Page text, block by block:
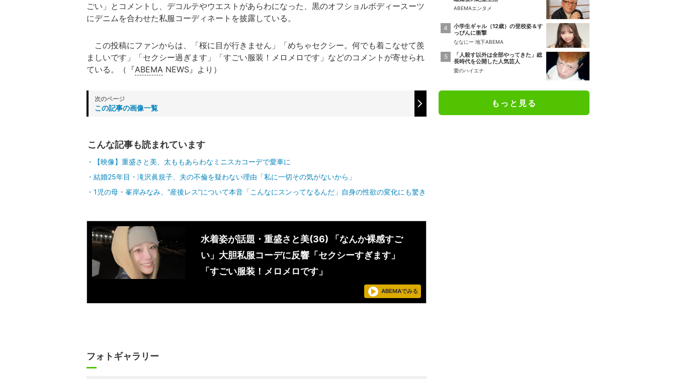
ごい」とコメントし、デコルテやウエストがあらわになった、黒のオフショルボディースーツ
にデニムを合わせた私服コーディネートを披露している。
この投稿にファンからは、「桜に目が行きません」「めちゃセクシー。何でも着こなせて羨
ましいです」「セクシー過ぎます」「すごい服装！メロメロです」などのコメントが寄せられ
ている。（『ABEMA NEWS』より）
この記事の画像一覧
こんな記事も読まれています
【映像】重盛さと美、太ももあらわなミニスカコーデで愛車に
結婚25年目・滝沢眞規子、夫の不倫を疑わない理由「私に一切その気がないから」
1児の母・峯岸みなみ、“産後レス”について本音「こんなにスンってなるんだ」自身の性欲の変化にも驚き
水着姿が話題・重盛さと美(36) 「なんか裸感すご
い」大胆私服コーデに反響「セクシーすぎます」
「すごい服装！メロメロです」
ABEMAでみる
フォトギャラリー
ABEMAエンタメ
小学生ギャル（12歳）の登校姿＆す
っぴんに衝撃
ななにー 地下ABEMA
「人殺す以外は全部やってきた」総
長時代を公開した人気芸人
愛のハイエナ
もっと見る